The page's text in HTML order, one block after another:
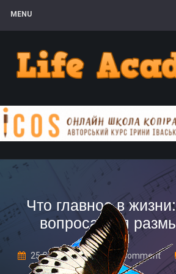
MENU
Что главное в
вопроса для
25 Січня, 2017 1 Comment